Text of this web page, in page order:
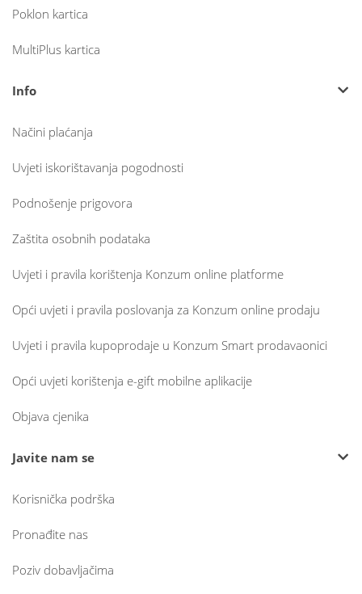
Poklon kartica
MultiPlus kartica
Info
Načini plaćanja
Uvjeti iskorištavanja pogodnosti
Podnošenje prigovora
Zaštita osobnih podataka
Uvjeti i pravila korištenja Konzum online platforme
Opći uvjeti i pravila poslovanja za Konzum online prodaju
Uvjeti i pravila kupoprodaje u Konzum Smart prodavaonici
Opći uvjeti korištenja e-gift mobilne aplikacije
Objava cjenika
Javite nam se
Korisnička podrška
Pronađite nas
Poziv dobavljačima